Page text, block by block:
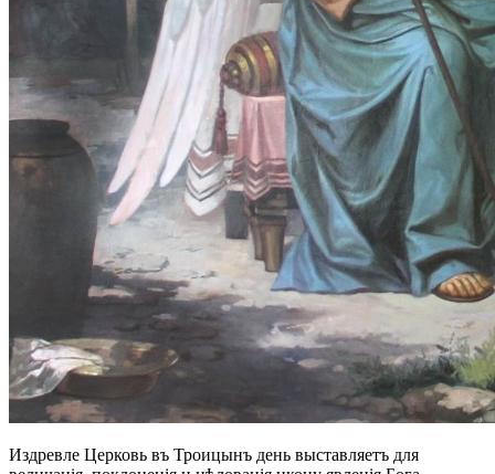
Издревле Церковь въ Троицынъ день выставляетъ для